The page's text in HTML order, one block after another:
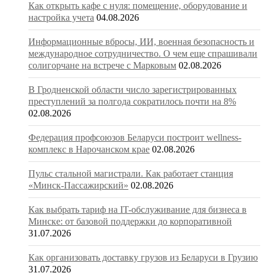
Как открыть кафе с нуля: помещение, оборудование и
настройка учета 04.08.2026
Информационные вбросы, ИИ, военная безопасность и
международное сотрудничество. О чем еще спрашивали
солигорчане на встрече с Марковым 02.08.2026
В Гродненской области число зарегистрированных
преступлений за полгода сократилось почти на 8%
02.08.2026
Федерация профсоюзов Беларуси построит wellness-
комплекс в Нарочанском крае 02.08.2026
Пульс стальной магистрали. Как работает станция
«Минск-Пассажирский» 02.08.2026
Как выбрать тариф на IT-обслуживание для бизнеса в
Минске: от базовой поддержки до корпоративной
31.07.2026
Как организовать доставку грузов из Беларуси в Грузию
31.07.2026